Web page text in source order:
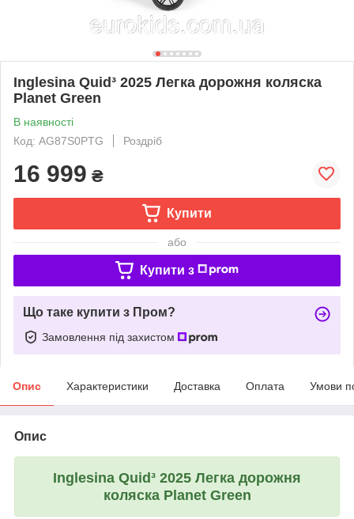
Inglesina Quid³ 2025 Легка дорожня коляска
Planet Green
В наявності
Код: AG87S0PTG
Роздріб
16 999 ₴
Купити
або
Купити з
Що таке купити з Пром?
Замовлення під захистом
Опис Характеристики Доставка Оплата Умови
Опис
Inglesina Quid³ 2025 Легка дорожня
коляска Planet Green